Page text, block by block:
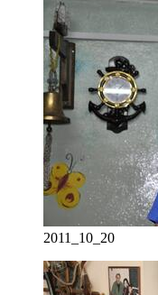
2011_10_20